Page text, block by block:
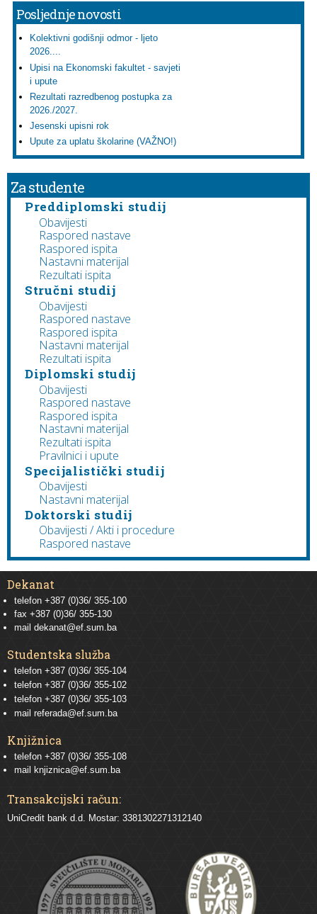
Posljednje novosti
Kolektivni godišnji odmor - ljeto
2026....
Upisi na Ekonomski fakultet - savjeti
i upute
Rezultati razredbenog postupka za
2026./2027.
Jesenski upisni rok
Upute za uplatu školarine (VAŽNO!)
Za studente
Preddiplomski studij
Obavijesti
Raspored nastave
Raspored ispita
Nastavni materijal
Rezultati ispita
Stručni studij
Obavijesti
Raspored nastave
Raspored ispita
Nastavni materijal
Rezultati ispita
Diplomski studij
Obavijesti
Raspored nastave
Raspored ispita
Nastavni materijal
Rezultati ispita
Pravilnici i upute
Specijalistički studij
Obavijesti
Nastavni materijal
Doktorski studij
Obavijesti / Akti i procedure
Raspored nastave
Dekanat
telefon +387 (0)36/ 355-100
fax +387 (0)36/ 355-130
mail dekanat@ef.sum.ba
Studentska služba
telefon +387 (0)36/ 355-104
telefon +387 (0)36/ 355-102
telefon +387 (0)36/ 355-103
mail referada@ef.sum.ba
Knjižnica
telefon +387 (0)36/ 355-108
mail
knjiznica@ef.sum.ba
Transakcijski račun:
UniCredit bank d.d. Mostar: 3381302271312140